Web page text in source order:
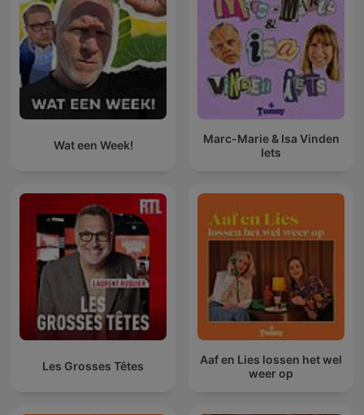
Wat een Week!
Marc-Marie & Isa Vinden
Iets
Les Grosses Têtes
Aaf en Lies lossen het wel
weer op